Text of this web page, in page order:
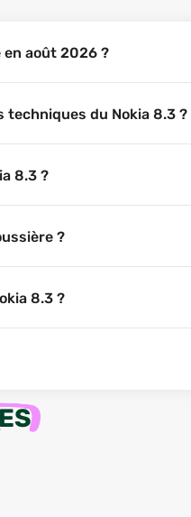
en août 2026 ?
du Nokia 8.3 ?
8.3 ?
?
8.3 ?